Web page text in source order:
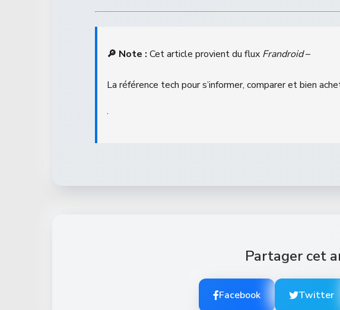
🔎 Note : Cet article provient du flux Frandroid–
La référence tech pour s’informer, comparer et bien
.
Partager cet
Facebook Twitter